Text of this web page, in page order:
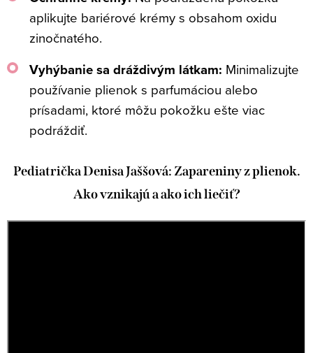
aplikujte bariérové krémy s obsahom oxidu
zinočnatého.
Vyhýbanie sa dráždivým látkam: Minimalizujte
používanie plienok s parfumáciou alebo
prísadami, ktoré môžu pokožku ešte viac
podráždiť.
Pediatrička Denisa Jaššová: Zapareniny z plienok.
Ako vznikajú a ako ich liečiť?